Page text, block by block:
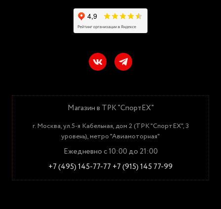
Магазин в ТРК "СпортЕХ"
г. Москва, ул.5-я Кабельная, дом 2 (ТРК "СпортЕХ", 3
уровень), метро "Авиамоторная"
Ежедневно с 10:00 до 21:00
+7 (495) 145-77-77 +7 (915) 145 77-99